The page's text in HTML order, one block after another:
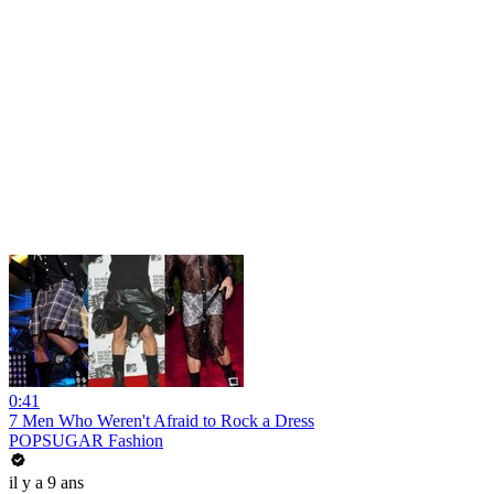
0:41
7 Men Who Weren't Afraid to Rock a Dress
POPSUGAR Fashion
il y a 9 ans